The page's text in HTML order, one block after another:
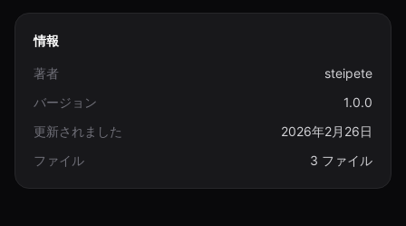
情報
著者
steipete
バージョン
1.0.0
更新されました
2026年2月26日
ファイル
3 ファイル